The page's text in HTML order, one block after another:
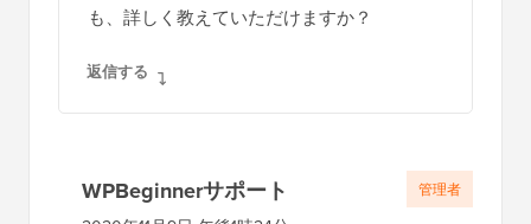
も、詳しく教えていただけますか？
返信する
WPBeginnerサポート 管理者